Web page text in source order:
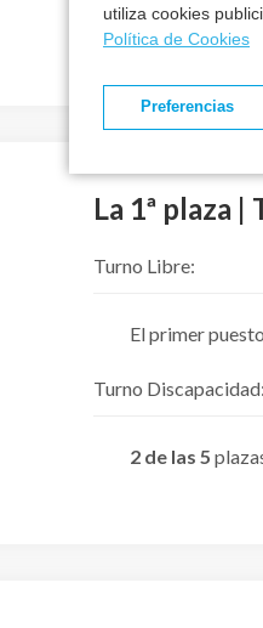
utiliza cookies
Política de Cookies
Preferencias
La 1ª plaza
Turno Libre:
El primer puesto
Turno Discapacidad:
2 de las 5